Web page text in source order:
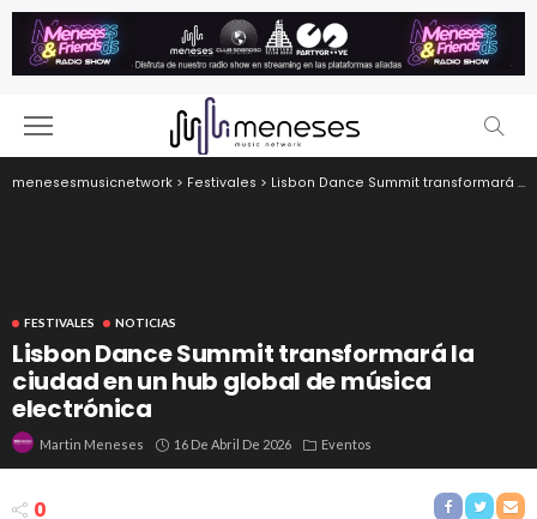
menesesmusicnetwork > Festivales > Lisbon Dance Summit transformará la ciudad en un hub global de música electrónica
FESTIVALES NOTICIAS
Lisbon Dance Summit transformará la
ciudad en un hub global de música
electrónica
Martin Meneses 16 De Abril De 2026 Eventos
0